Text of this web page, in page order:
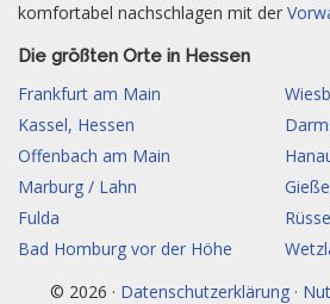
komfortabel nachschlagen mit der
Die größten Orte in Hessen
Frankfurt am Main
Kassel, Hessen
Offenbach am Main
Marburg / Lahn
Fulda
Bad Homburg vor der Höhe
© 2026 · Datenschutzerklärung ·